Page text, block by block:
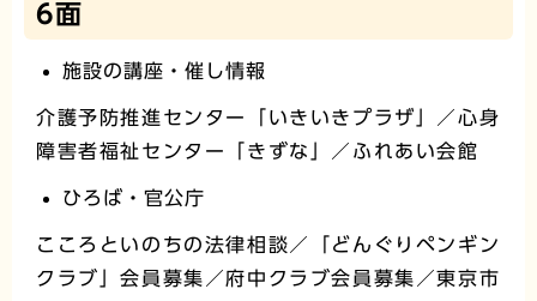
6面
施設の講座・催し情報
介護予防推進センター「いきいきプラザ」／心身
障害者福祉センター「きずな」／ふれあい会館
ひろば・官公庁
こころといのちの法律相談／「どんぐりペンギン
クラブ」会員募集／府中クラブ会員募集／東京市